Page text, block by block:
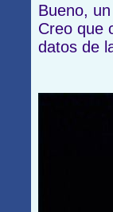
Bueno,
Creo que
datos de